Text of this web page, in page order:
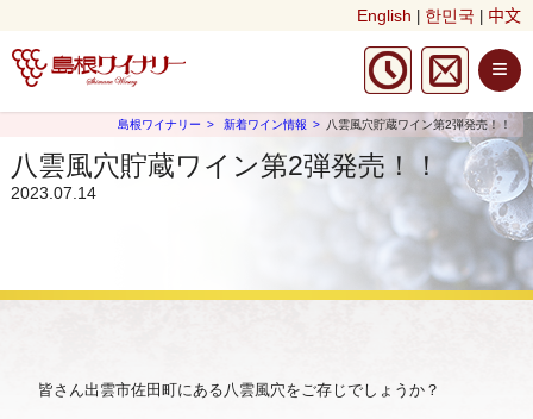
English 한민국 中文
≡
島根ワイナリー 新着ワイン情報 八雲風穴貯蔵ワイン第2弾発売！！
八雲風穴貯蔵ワイン第2弾発売！！
2023.07.14
皆さん出雲市佐田町にある八雲風穴をご存じでしょうか？